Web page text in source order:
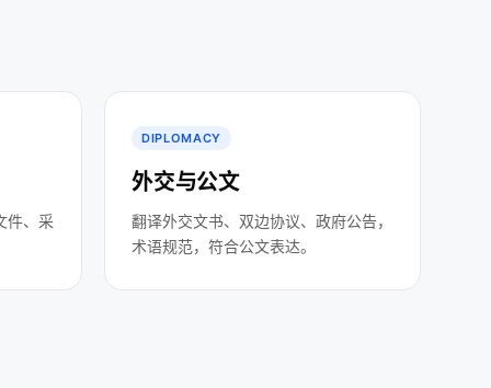
件、采
DIPLOMACY
外交与公文
翻译外交文书、双边协议、政府公告，
术语规范，符合公文表达。